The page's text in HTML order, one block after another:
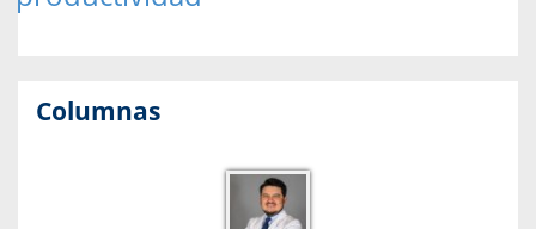
Columnas